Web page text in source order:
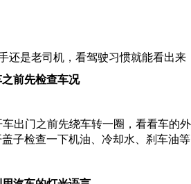
还是老司机，看驾驶习惯就能看出来
之前先检查车况
车出门之前先绕车转一圈，看看车的
子检查一下机油、冷却水、刹车油等